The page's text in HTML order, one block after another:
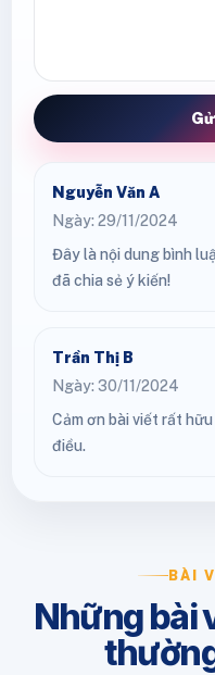
Nguyễn Văn A
Ngày: 29/11/2024
Đây là nội dung bình
đã chia sẻ ý kiến!
Trần Thị B
Ngày: 30/11/2024
Cảm ơn bài viết rất
điều.
BÀI
Những bài